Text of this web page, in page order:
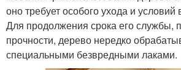
оно требует особого ухода и
Для продолжения срока его службы,
прочности, дерево нередко
специальными безвредными лаками.